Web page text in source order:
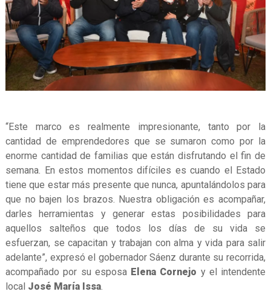
“Este marco es realmente impresionante, tanto por la
cantidad de emprendedores que se sumaron como por la
enorme cantidad de familias que están disfrutando el fin de
semana. En estos momentos difíciles es cuando el Estado
tiene que estar más presente que nunca, apuntalándolos para
que no bajen los brazos. Nuestra obligación es acompañar,
darles herramientas y generar estas posibilidades para
aquellos salteños que todos los días de su vida se
esfuerzan, se capacitan y trabajan con alma y vida para salir
adelante”, expresó el gobernador Sáenz durante su recorrida,
acompañado por su esposaElena Cornejo y el intendente
local José María Issa.